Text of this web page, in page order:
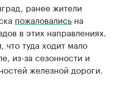
ранее жители
пожаловались на
в этих направлениях.
что туда ходит мало
из-за сезонности и
железной дороги.